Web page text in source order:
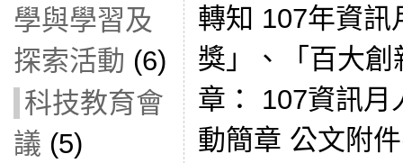
學與學習及
探索活動 (6)
科技教育會
議 (5)
轉知 107年資訊
獎」、「百大
章： 107資訊月
動簡章 公文附